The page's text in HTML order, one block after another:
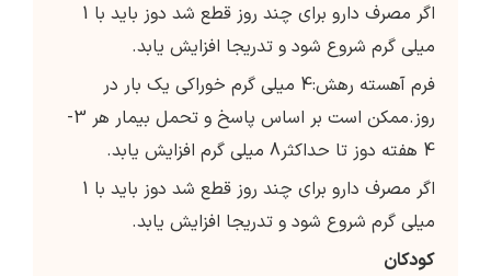
اگر مصرف دارو برای چند روز قطع شد دوز باید با 1
میلی گرم شروع شود و تدریجا افزایش یابد.
فرم آهسته رهش:4 میلی گرم خوراکی یک بار در
روز.ممکن است بر اساس پاسخ و تحمل بیمار هر 3-
4 هفته دوز تا حداکثر8 میلی گرم افزایش یابد.
اگر مصرف دارو برای چند روز قطع شد دوز باید با 1
میلی گرم شروع شود و تدریجا افزایش یابد.
کودکان